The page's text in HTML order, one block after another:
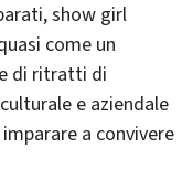
show girl
come un
di ritratti di
e aziendale
a convivere